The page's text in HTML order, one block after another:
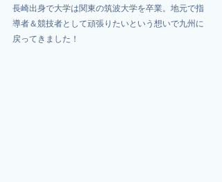
長崎出身で大学は関東の筑波大学を卒業。地元で指
導者＆競技者として頑張りたいという想いで九州に
戻ってきました！